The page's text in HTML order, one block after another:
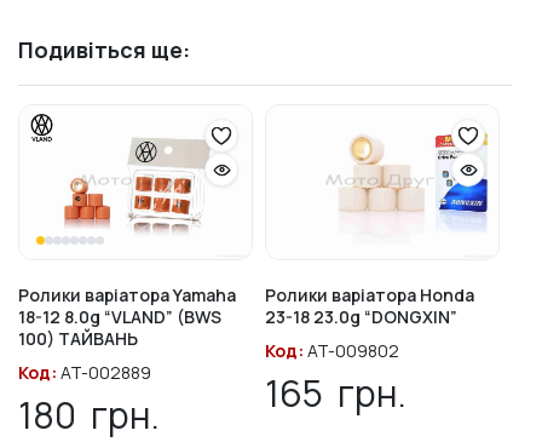
Подивіться ще:
Ролики варіатора Yamaha
18-12 8.0g “VLAND” (BWS
100) ТАЙВАНЬ
Код: AT-002889
180 грн.
Ролики варіатора Honda
23-18 23.0g “DONGXIN”
Код: AT-009802
165 грн.